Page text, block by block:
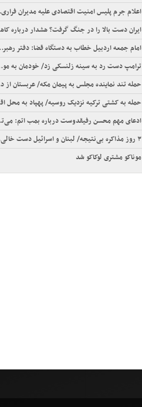
اعلام جرم پلیس امنیت اقتصادی علیه مدیران فراری آهنگری تراکتورسازی
ایران دست بالا را در جنگ گرفت؟ هشدار درباره کاهش ذخایر موشکی آمریکا
امام جمعه اردبیل خطاب به دستگاه قضا: دفتر رهبری تکذیب کرد/ چرا با خرازی برخورد نمی‌شود؟
ترامپ دست رد به سینه زلنسکی زد/ خودمان به موشک‌های سامانه پاتریوت نیاز داریم
حمله تند نماینده مجلس به پیمان مکه/ عربستان از دیگران گدایی امنیت نکند
حمله به کشتی ترکیه نزدیک روسیه/ پهپاد به محل اقامت خدمه اصابت کرد
ادعای مهم محسن رفیقدوست درباره بمب اتم: می‌توانیم بسازیم، اما نمی‌سازیم+فیلم
موناکو مشتری لوکاکو شد